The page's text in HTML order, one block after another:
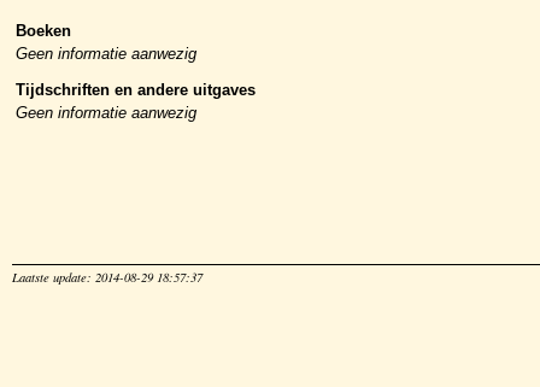
Boeken
Geen informatie aanwezig
Tijdschriften en andere uitgaves
Geen informatie aanwezig
Laatste update: 2014-08-29 18:57:37